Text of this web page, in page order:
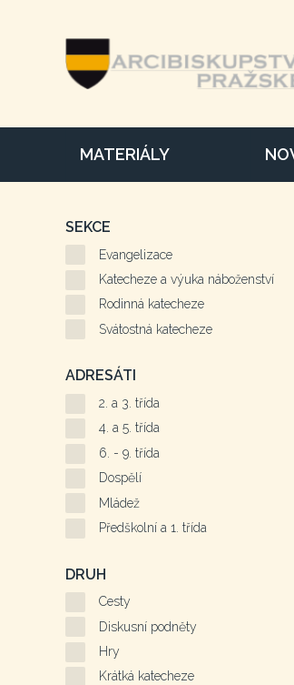
MATERIÁLY
SEKCE
Evangelizace
Katecheze a výuka náboženství
Rodinná katecheze
Svátostná katecheze
ADRESÁTI
2. a 3. třída
4. a 5. třída
6. - 9. třída
Dospělí
Mládež
Předškolní a 1. třída
DRUH
Cesty
Diskusní podněty
Hry
Krátká katecheze